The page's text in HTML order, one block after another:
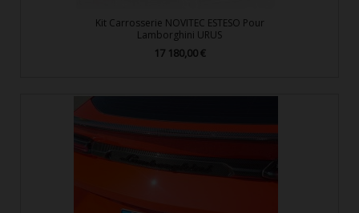
Kit Carrosserie NOVITEC ESTESO Pour
Lamborghini URUS
Prix
17 180,00 €